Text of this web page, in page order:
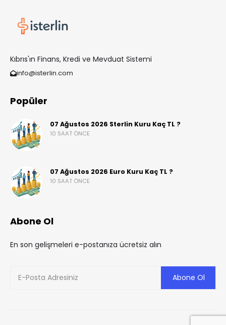
Kıbrıs'ın Finans, Kredi ve Mevduat Sistemi
info@isterlin.com
Popüler
07 Ağustos 2026 Sterlin Kuru Kaç TL ?
10 SAAT ÖNCE
07 Ağustos 2026 Euro Kuru Kaç TL ?
10 SAAT ÖNCE
Abone Ol
En son gelişmeleri e-postanıza ücretsiz alın